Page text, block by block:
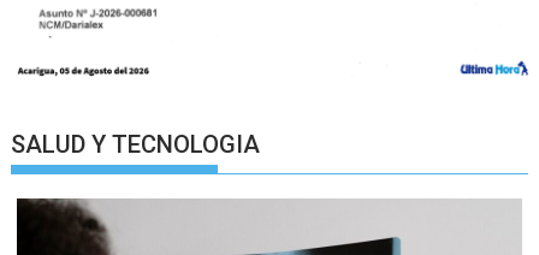
SALUD Y TECNOLOGIA